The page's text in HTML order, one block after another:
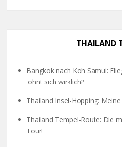
THAILAND
Bangkok nach Koh Samui:
lohnt sich wirklich?
Thailand Insel-Hopping:
Thailand Tempel-Route: Die
Tour!